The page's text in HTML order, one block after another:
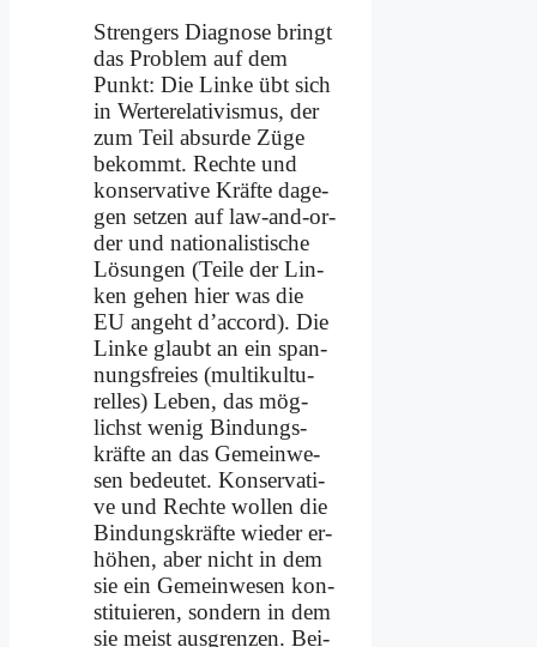
Stren­gers Dia­gno­se bringt
das Pro­blem auf dem
Punkt: Die Lin­ke übt sich
in Wer­te­re­la­ti­vis­mus, der
zum Teil ab­sur­de Zü­ge
be­kommt. Rech­te und
kon­ser­va­ti­ve Kräf­te da­ge­
gen set­zen auf law-and-or­
der und na­tio­na­li­sti­sche
Lö­sun­gen (Tei­le der Lin­
ken ge­hen hier was die
EU an­geht d’­ac­cord). Die
Lin­ke glaubt an ein span­
nungs­frei­es (mul­ti­kul­tu­
rel­les) Le­ben, das mög­
lichst we­nig Bin­dungs­
kräf­te an das Ge­mein­we­
sen be­deu­tet. Kon­ser­va­ti­
ve und Rech­te wol­len die
Bin­dungs­kräf­te wie­der er­
hö­hen, aber nicht in dem
sie ein Ge­mein­we­sen kon­
sti­tu­ie­ren, son­dern in dem
sie meist aus­gren­zen. Bei­